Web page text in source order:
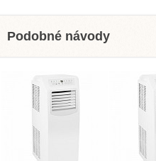
Podobné návody